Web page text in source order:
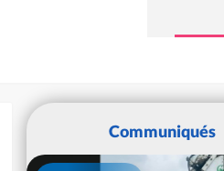
Communiqués